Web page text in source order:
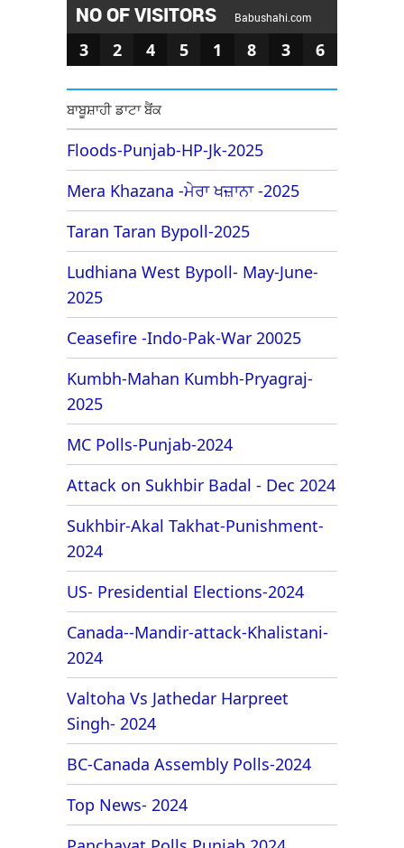
NO OF VISITORS Babushahi.com
3 2 4 5 1 8 3 6
ਬਾਬੂਸ਼ਾਹੀ ਡਾਟਾ ਬੈਂਕ
Floods-Punjab-HP-Jk-2025
Mera Khazana -ਮੇਰਾ ਖਜ਼ਾਨਾ -2025
Taran Taran Bypoll-2025
Ludhiana West Bypoll- May-June-
2025
Ceasefire -Indo-Pak-War 20025
Kumbh-Mahan Kumbh-Pryagraj-
2025
MC Polls-Punjab-2024
Attack on Sukhbir Badal - Dec 2024
Sukhbir-Akal Takhat-Punishment-
2024
US- Presidential Elections-2024
Canada--Mandir-attack-Khalistani-
2024
Valtoha Vs Jathedar Harpreet
Singh- 2024
BC-Canada Assembly Polls-2024
Top News- 2024